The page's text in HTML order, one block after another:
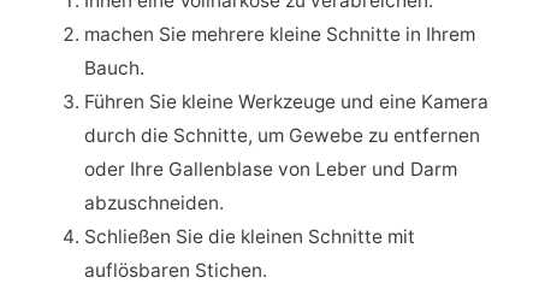
machen Sie mehrere kleine Schnitte in Ihrem
Bauch.
Führen Sie kleine Werkzeuge und eine Kamera
durch die Schnitte, um Gewebe zu entfernen
oder Ihre Gallenblase von Leber und Darm
abzuschneiden.
Schließen Sie die kleinen Schnitte mit
auflösbaren Stichen.